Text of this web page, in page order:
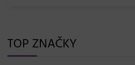
TOP ZNAČKY